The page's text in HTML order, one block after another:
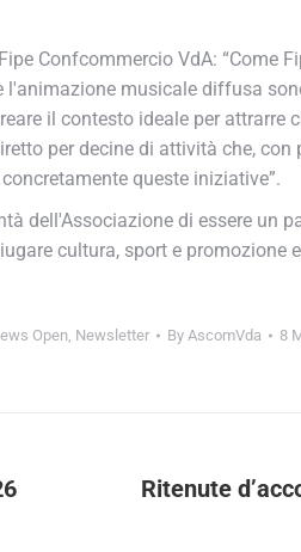
Confcommercio VdA: “Come
l'animazione musicale diffusa
il contesto ideale per attrarre
per decine di attività che, con
queste iniziative”.
dell'Associazione di essere un
cultura, sport e promozione
Open,Newsletter ByAscomVda 8
Ritenute